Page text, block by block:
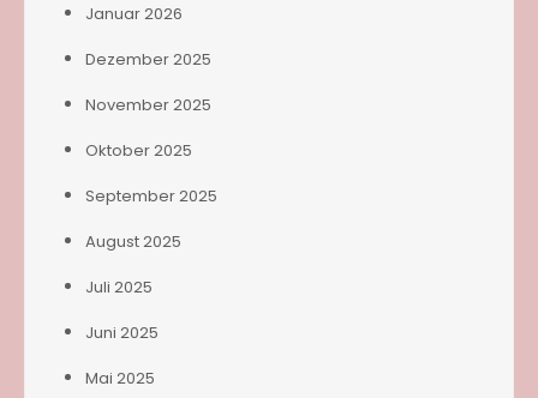
Januar 2026
Dezember 2025
November 2025
Oktober 2025
September 2025
August 2025
Juli 2025
Juni 2025
Mai 2025